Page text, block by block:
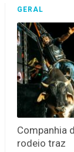
GERAL
Companhia
rodeio traz